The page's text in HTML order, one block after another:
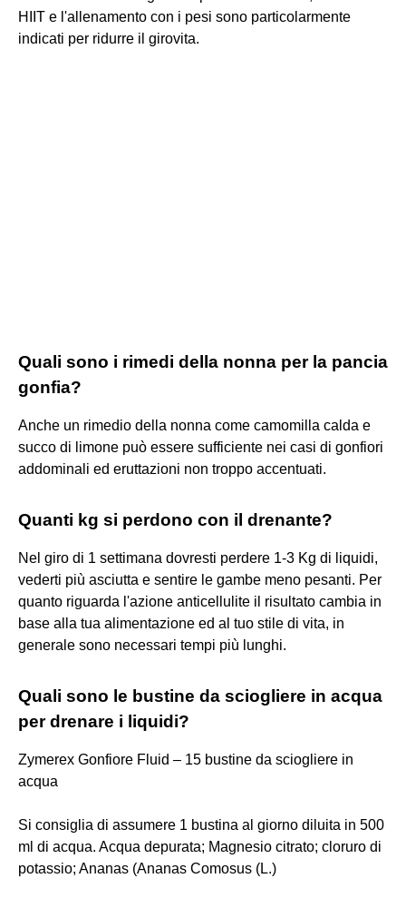
HIIT e l'allenamento con i pesi sono particolarmente
indicati per ridurre il girovita.
Quali sono i rimedi della nonna per la pancia
gonfia?
Anche un rimedio della nonna come camomilla calda e
succo di limone può essere sufficiente nei casi di gonfiori
addominali ed eruttazioni non troppo accentuati.
Quanti kg si perdono con il drenante?
Nel giro di 1 settimana dovresti perdere 1-3 Kg di liquidi,
vederti più asciutta e sentire le gambe meno pesanti. Per
quanto riguarda l'azione anticellulite il risultato cambia in
base alla tua alimentazione ed al tuo stile di vita, in
generale sono necessari tempi più lunghi.
Quali sono le bustine da sciogliere in acqua
per drenare i liquidi?
Zymerex Gonfiore Fluid – 15 bustine da sciogliere in
acqua
Si consiglia di assumere 1 bustina al giorno diluita in 500
ml di acqua. Acqua depurata; Magnesio citrato; cloruro di
potassio; Ananas (Ananas Comosus (L.)